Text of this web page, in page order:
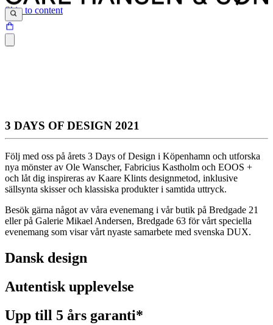
Skip to content
3 DAYS OF DESIGN 2021
Följ med oss på årets 3 Days of Design i Köpenhamn och utforska
nya mönster av Ole Wanscher, Fabricius Kastholm och EOOS +
och låt dig inspireras av Kaare Klints designmetod, inklusive
sällsynta skisser och klassiska produkter i samtida uttryck.
Besök gärna något av våra evenemang i vår butik på Bredgade 21
eller på Galerie Mikael Andersen, Bredgade 63 för vårt speciella
evenemang som visar vårt nyaste samarbete med svenska DUX.
Dansk design
Autentisk upplevelse
Upp till 5 års garanti*